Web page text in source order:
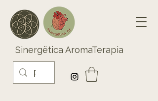
Sinergëtica AromaTerapia